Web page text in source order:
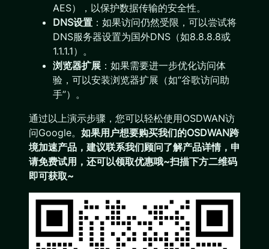
AES），以保护数据传输的安全性。
DNS设置 ：如果访问仍然受限，可以尝试将
DNS服务器设置为国外DNS（如8.8.8.8或
1.1.1.1）。
浏览器扩展 ：如果需要进一步优化访问体
验，可以安装浏览器扩展（如“谷歌访问助
手”）。
通过以上演示步骤，您可以轻松使用OSDWAN访
问Google。 如果用户想要购买我们的OSDWAN跨
境加速产品，建议联系我们顾问了解产品详情，申
请免费试用，还可以领取优惠哦~扫描下方二维码
即可获取~